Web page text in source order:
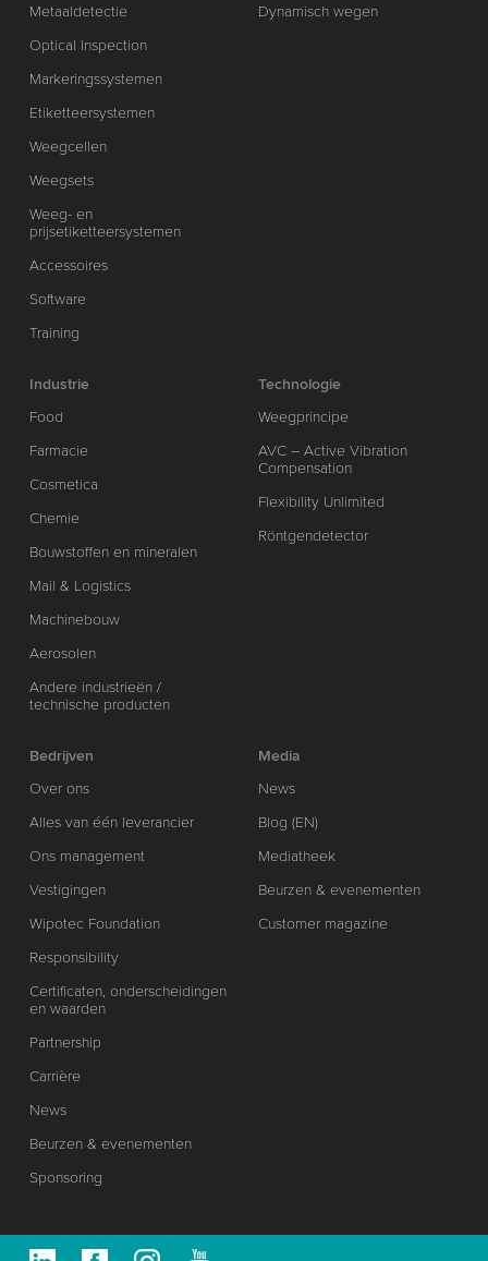
Metaaldetectie
Optical Inspection
Markeringssystemen
Etiketteersystemen
Weegcellen
Weegsets
Weeg- en
prijsetiketteersystemen
Accessoires
Software
Training
Dynamisch wegen
Industrie
Food
Farmacie
Cosmetica
Chemie
Bouwstoffen en mineralen
Mail & Logistics
Machinebouw
Aerosolen
Andere industrieën /
technische producten
Technologie
Weegprincipe
AVC – Active Vibration
Compensation
Flexibility Unlimited
Röntgendetector
Bedrijven
Over ons
Alles van één leverancier
Ons management
Vestigingen
Wipotec Foundation
Responsibility
Certificaten, onderscheidingen
en waarden
Partnership
Carrière
News
Beurzen & evenementen
Sponsoring
Media
News
Blog (EN)
Mediatheek
Beurzen & evenementen
Customer magazine